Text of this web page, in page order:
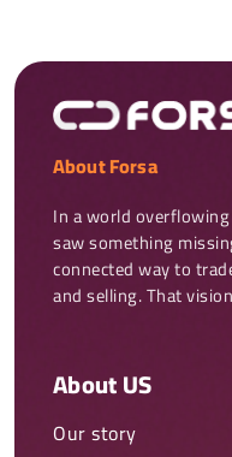
About Forsa
In a world
saw something
connected way to
and selling. That
About US
Our story